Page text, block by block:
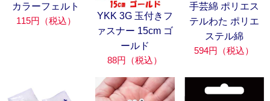
カラーフェルト
115円（税込）
YKK 3G 玉付きフ
ァスナー 15cm ゴ
ールド
88円（税込）
手芸綿 ポリエス
テルわた ポリエ
ステル綿
594円（税込）